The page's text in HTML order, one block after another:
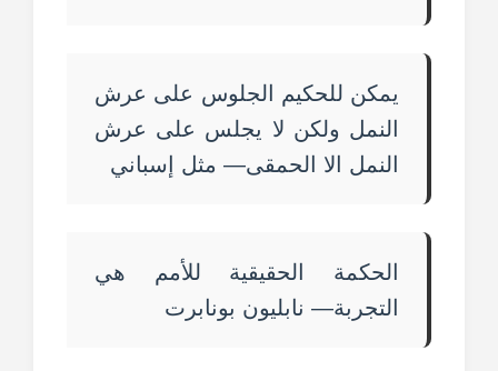
يمكن للحكيم الجلوس على عرش
النمل ولكن لا يجلس على عرش
النمل الا الحمقى— مثل إسباني
الحكمة الحقيقية للأمم هي
التجربة— نابليون بونابرت